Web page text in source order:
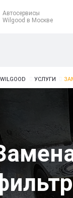
Автосервисы
Wilgood в Москве
УСЛУГИ